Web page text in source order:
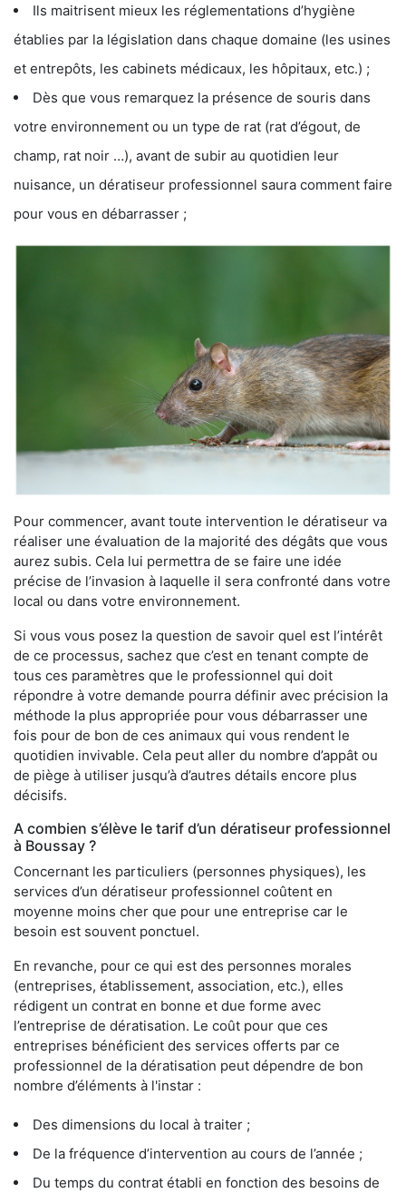
Ils maitrisent mieux les réglementations d’hygiène
établies par la législation dans chaque domaine (les usines
et entrepôts, les cabinets médicaux, les hôpitaux, etc.) ;
Dès que vous remarquez la présence de souris dans
votre environnement ou un type de rat (rat d’égout, de
champ, rat noir …), avant de subir au quotidien leur
nuisance, un dératiseur professionnel saura comment faire
pour vous en débarrasser ;
Pour commencer, avant toute intervention le dératiseur va
réaliser une évaluation de la majorité des dégâts que vous
aurez subis. Cela lui permettra de se faire une idée
précise de l’invasion à laquelle il sera confronté dans votre
local ou dans votre environnement.
Si vous vous posez la question de savoir quel est l’intérêt
de ce processus, sachez que c’est en tenant compte de
tous ces paramètres que le professionnel qui doit
répondre à votre demande pourra définir avec précision la
méthode la plus appropriée pour vous débarrasser une
fois pour de bon de ces animaux qui vous rendent le
quotidien invivable. Cela peut aller du nombre d’appât ou
de piège à utiliser jusqu’à d’autres détails encore plus
décisifs.
A combien s’élève le tarif d’un dératiseur professionnel
à Boussay ?
Concernant les particuliers (personnes physiques), les
services d’un dératiseur professionnel coûtent en
moyenne moins cher que pour une entreprise car le
besoin est souvent ponctuel.
En revanche, pour ce qui est des personnes morales
(entreprises, établissement, association, etc.), elles
rédigent un contrat en bonne et due forme avec
l’entreprise de dératisation. Le coût pour que ces
entreprises bénéficient des services offerts par ce
professionnel de la dératisation peut dépendre de bon
nombre d’éléments à l'instar :
Des dimensions du local à traiter ;
De la fréquence d’intervention au cours de l’année ;
Du temps du contrat établi en fonction des besoins de